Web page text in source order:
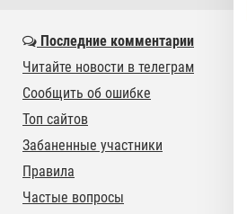
Последние комментарии
Читайте новости в телеграм
Сообщить об ошибке
Топ сайтов
Забаненные участники
Правила
Частые вопросы